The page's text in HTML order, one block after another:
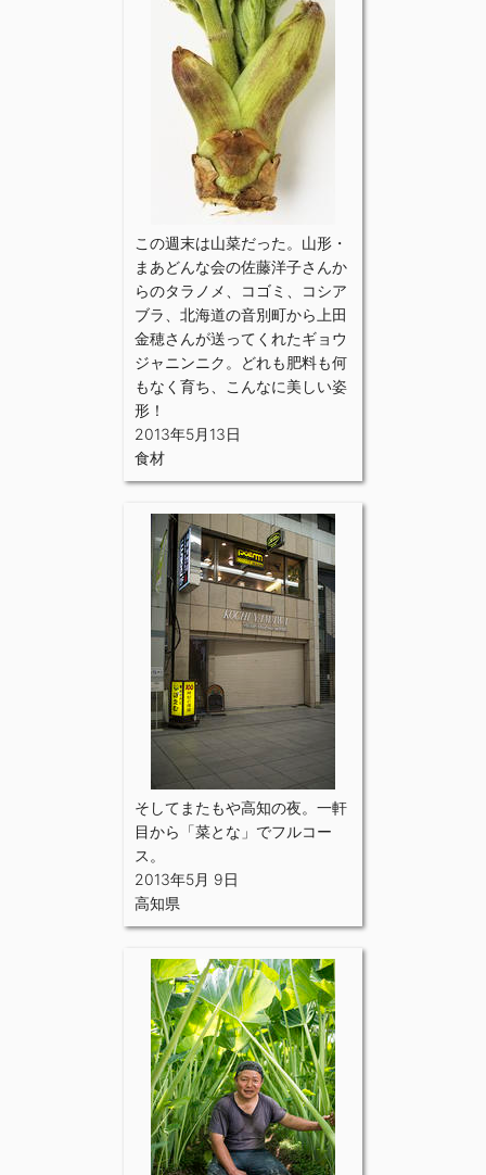
この週末は山菜だった。山形・
まあどんな会の佐藤洋子さんか
らのタラノメ、コゴミ、コシア
ブラ、北海道の音別町から上田
金穂さんが送ってくれたギョウ
ジャニンニク。どれも肥料も何
もなく育ち、こんなに美しい姿
形！
2013年5月13日
食材
そしてまたもや高知の夜。一軒
目から「菜とな」でフルコー
ス。
2013年5月 9日
高知県